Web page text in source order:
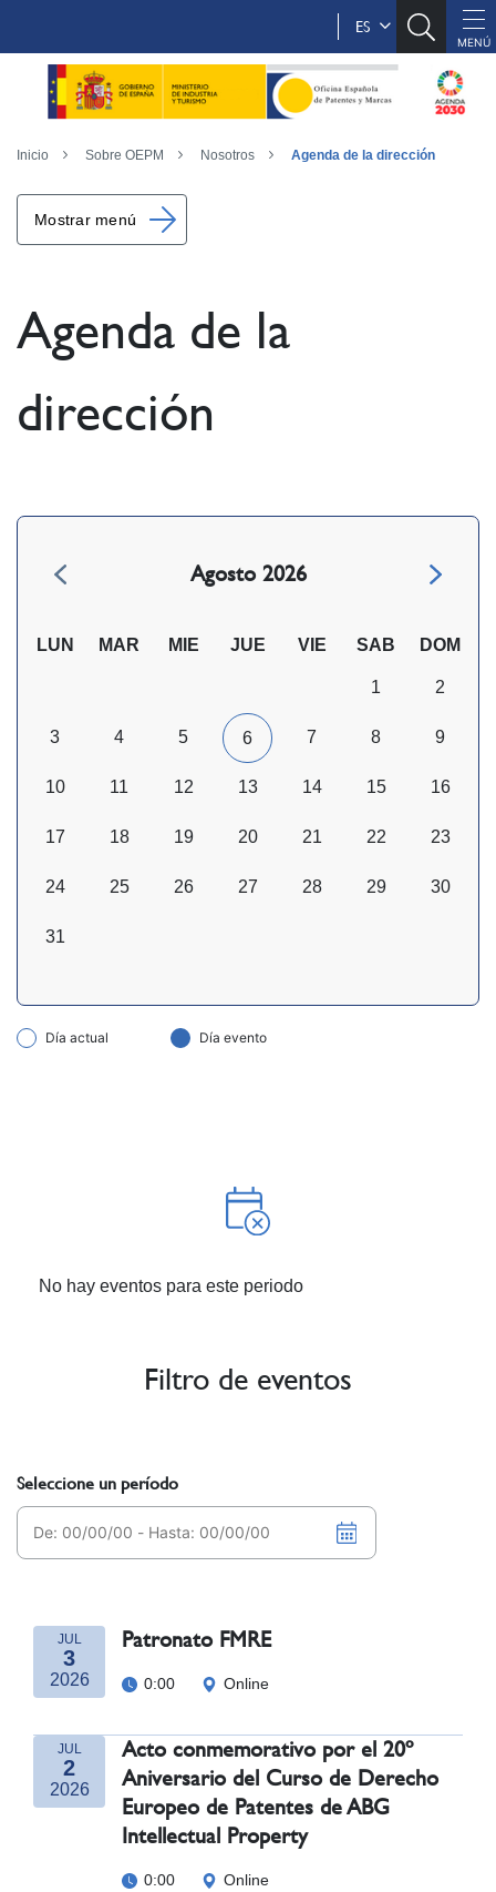
ES
Inicio Sobre OEPM Nosotros Agenda de la dirección
Mostrar menú
Agenda de la
dirección
Agosto 2026
LUN MAR MIE JUE VIE SAB DOM
1 2
3 4 5 6 7 8 9
10 11 12 13 14 15 16
17 18 19 20 21 22 23
24 25 26 27 28 29 30
31
Día actual Día evento
No hay eventos para este periodo
Filtro de eventos
Seleccione un período
JUL
3
2026
Patronato FMRE
0:00 Online
JUL
2
2026
Acto conmemorativo por el 20º
Aniversario del Curso de Derecho
Europeo de Patentes de ABG
Intellectual Property
0:00 Online